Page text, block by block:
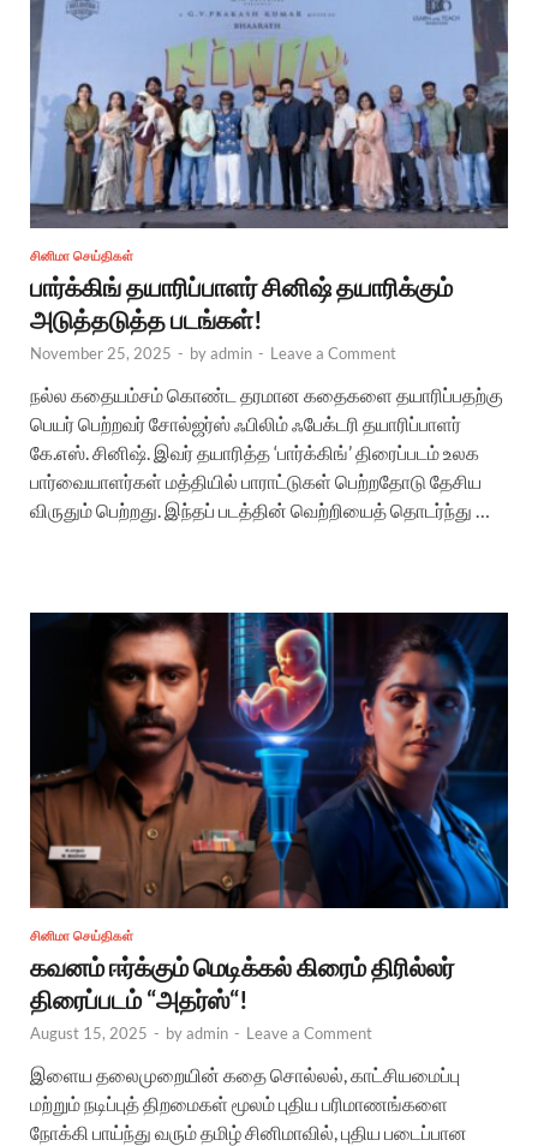
சினிமா செய்திகள்
பார்க்கிங் தயாரிப்பாளர் சினிஷ் தயாரிக்கும்
அடுத்தடுத்த படங்கள்!
November 25, 2025 - byadmin - Leave a Comment
நல்ல கதையம்சம் கொண்ட தரமான கதைகளை தயாரிப்பதற்கு
பெயர் பெற்றவர் சோல்ஜர்ஸ் ஃபிலிம் ஃபேக்டரி தயாரிப்பாளர்
கே.எஸ். சினிஷ். இவர் தயாரித்த ‘பார்க்கிங்’ திரைப்படம் உலக
பார்வையாளர்கள் மத்தியில் பாராட்டுகள் பெற்றதோடு தேசிய
விருதும் பெற்றது. இந்தப் படத்தின் வெற்றியைத் தொடர்ந்து …
சினிமா செய்திகள்
கவனம் ஈர்க்கும் மெடிக்கல் கிரைம் திரில்லர்
திரைப்படம் “அதர்ஸ்“!
August 15, 2025 - byadmin - Leave a Comment
இளைய தலைமுறையின் கதை சொல்லல், காட்சியமைப்பு
மற்றும் நடிப்புத் திறமைகள் மூலம் புதிய பரிமாணங்களை
நோக்கி பாய்ந்து வரும் தமிழ் சினிமாவில், புதிய படைப்பான